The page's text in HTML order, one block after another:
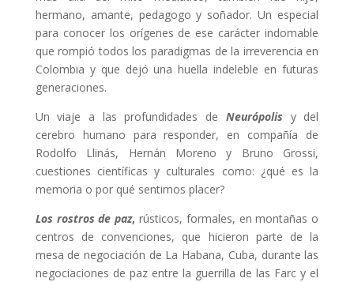
hermano, amante, pedagogo y soñador. Un especial
para conocer los orígenes de ese carácter indomable
que rompió todos los paradigmas de la irreverencia en
Colombia y que dejó una huella indeleble en futuras
generaciones.
Un viaje a las profundidades de Neurópolis y del
cerebro humano para responder, en compañía de
Rodolfo Llinás, Hernán Moreno y Bruno Grossi,
cuestiones científicas y culturales como: ¿qué es la
memoria o por qué sentimos placer?
Los rostros de paz, rústicos, formales, en montañas o
centros de convenciones, que hicieron parte de la
mesa de negociación de La Habana, Cuba, durante las
negociaciones de paz entre la guerrilla de las Farc y el